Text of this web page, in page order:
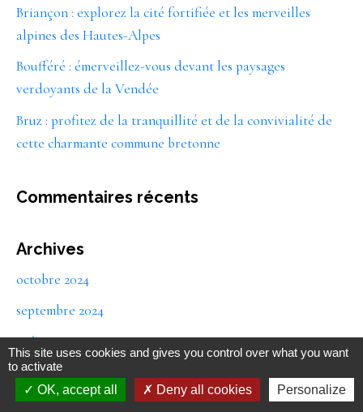
Briançon : explorez la cité fortifiée et les merveilles
alpines des Hautes-Alpes
Boufféré : émerveillez-vous devant les paysages
verdoyants de la Vendée
Bruz : profitez de la tranquillité et de la convivialité de
cette charmante commune bretonne
Commentaires récents
Archives
octobre 2024
septembre 2024
août 2024
mai 2024
avril 2024
This site uses cookies and gives you control over what you want
to activate
OK, accept all
Deny all cookies Personalize